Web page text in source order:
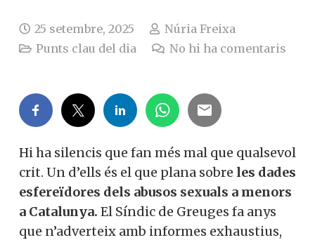
25 setembre, 2025
Núria Freixa
Punts clau del dia
No hi ha comentaris
Hi ha silencis que fan més mal que qualsevol
crit. Un d’ells és el que plana sobre les dades
esfereïdores dels abusos sexuals a menors
a Catalunya. El Síndic de Greuges fa anys
que n’adverteix amb informes exhaustius,